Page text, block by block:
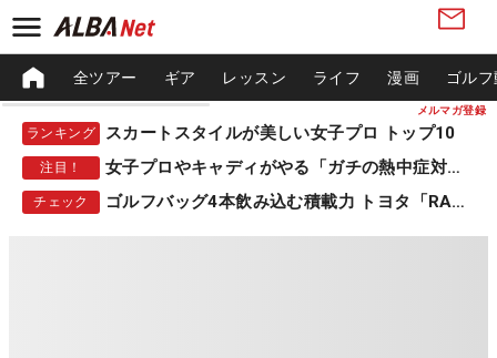
メルマガ登録
全ツアー ギア レッスン ライフ 漫画 ゴル
ランキング スカートスタイルが美しい女子プロ トップ10
注目！ 女子プロやキャディがやる「ガチの熱中症対策」
チェック ゴルフバッグ4本飲み込む積載力 トヨタ「RAV4」